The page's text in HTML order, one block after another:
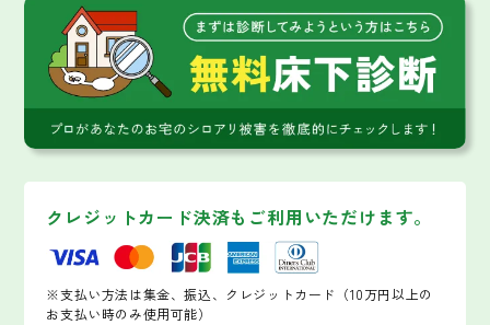
クレジットカード決済もご利用いただけます。
※支払い方法は集金、振込、クレジットカード（10万円以上の
お支払い時のみ使用可能）